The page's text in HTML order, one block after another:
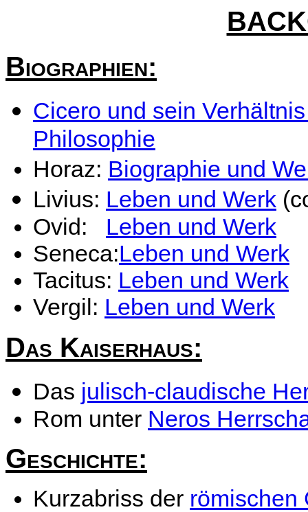
Biographien:
Cicero und sein
Philosophie
Horaz: Biographie und
Livius: Leben und Werk
Ovid: Leben und Werk
Seneca:Leben und Werk
Tacitus: Leben und Werk
Vergil: Leben und Werk
Das Kaiserhaus:
Das julisch-claudische
Rom unter Neros
Geschichte:
Kurzabriss der römischen